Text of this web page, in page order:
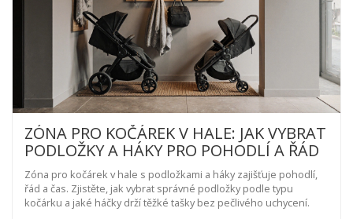
ZÓNA PRO KOČÁREK V HALE: JAK VYBRAT
PODLOŽKY A HÁKY PRO POHODLÍ A ŘÁD
Zóna pro kočárek v hale s podložkami a háky zajišťuje pohodlí,
řád a čas. Zjistěte, jak vybrat správné podložky podle typu
kočárku a jaké háčky drží těžké tašky bez pečlivého uchycení.